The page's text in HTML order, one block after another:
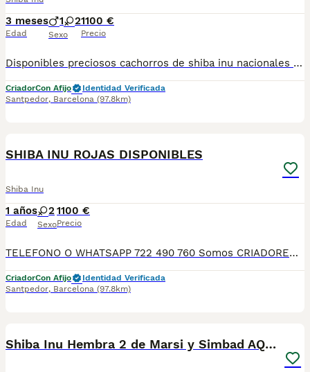
3 meses
Edad
1 2
Sexo
1100 €
Precio
Disponibles preciosos cachorros de shiba inu nacionales criados en nuestras instalaciones, en un ambiente familiar y responsable. Nuestros cachorros se entregan con cartilla de primera vacunación, vacunas correspondientes a su edad, desparasitados interna y externamente, y con microchip implantado y dado de alta. Además, realizamos un contrato de garantía que incluye: • Garantía vírica de 15 días. • Garantía congénita de 1 año. Desde la fecha de entrega del cachorro. Nos comprometemos al 100% con la salud, el bienestar y el cuidado de nuestros pequeños. Disponemos de Núcleo Zoológico Para más información, imágenes o cualquier consulta sin compromiso, pueden contactar con nosotros en los teléfonos: CRISTINA 📞 722 788 399 📞 932 514 529
CriadorCon Afijo
Identidad Verificada
Santpedor, Barcelona (97.8km)
SHIBA INU ROJAS DISPONIBLES
Shiba Inu
1 años
Edad
2
Sexo
1100 €
Precio
TELEFONO O WHATSAPP 722 490 760 Somos CRIADORES PROFESIONALES, CON NÚCLEO ZOOLÓGICO PROPIO. Seleccionamos para tener los mejores ejemplares tanto a nivel morfología como a nivel de salud y comportamiento. Nuestros cachorros crecen en un ambiente familiar, con unas condiciones higiénico-sanitarias excepcionales y totalmente socializados, tanto con otros animales como con las personas, para garantizar su bienestar animal. No dudes en consultar sobre disponibilidad de entrega, reserva y sus características, Nuestros cachorros se entregan: DESPARASITADOS INTERNA Y EXTERNAMENTE CON SUS VACUNAS AL DÍA CORRESPONDIENTES POR EDAD CARTILLA DE VACUNACIÓN Y GARANTIA COMPLETA DE SALUD ( VÍRICAS, GENÉTICAS Y HEREDITARIASñ) POR ESCRITO! PARA MAS INFORMACIÓN, FOTOS/VIDEOS O CONSULTAS LLAMANOS O ESCRIBENOS POR WHATSAPP AL 722 490 760 POSIBILIDAD DE ENTREGA PERSONALIZADA A DOMICILIO EN TODO EL TERRITORIO NACIONAL.
CriadorCon Afijo
Identidad Verificada
Santpedor, Barcelona (97.8km)
Shiba Inu Hembra 2 de Marsi y Simbad AQUANATURA